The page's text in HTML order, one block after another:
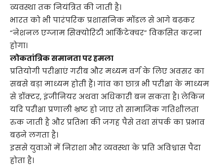
व्यवस्था तक नियंत्रित की जाती है।
भारत को भी पारंपरिक प्रशासनिक मॉडल से आगे बढ़कर
“नेशनल एग्जाम सिक्योरिटी आर्किटेक्चर” विकसित करना
होगा।
लोकतांत्रिक समानता पर हमला
प्रतियोगी परीक्षाएं गरीब और मध्यम वर्ग के लिए अवसर का
सबसे बड़ा माध्यम होती हैं। गांव का छात्र भी परीक्षा के माध्यम
से डॉक्टर, इंजीनियर अथवा अधिकारी बन सकता है। लेकिन
यदि परीक्षा प्रणाली भ्रष्ट हो जाए तो सामाजिक गतिशीलता
रुक जाती है और प्रतिभा की जगह पैसे तथा संपर्क का प्रभाव
बढ़ने लगता है।
इससे युवाओं में निराशा और व्यवस्था के प्रति अविश्वास पैदा
होता है।